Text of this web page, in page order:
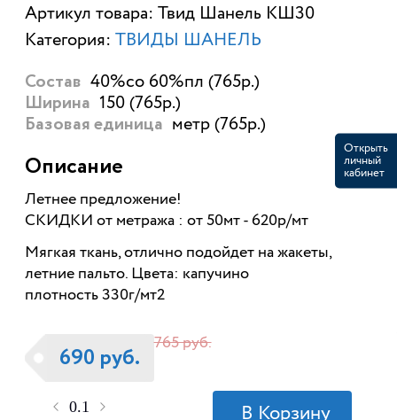
Артикул товара: Твид Шанель КШ30
Категория: ТВИДЫ ШАНЕЛЬ
Состав 40%со 60%пл (765р.)
Ширина 150 (765р.)
Базовая единица метр (765р.)
Описание
Летнее предложение!
СКИДКИ от метража : от 50мт - 620р/мт
Мягкая ткань, отлично подойдет на жакеты,
летние пальто. Цвета: капучино
плотность 330г/мт2
765 руб.
690 руб.
Открыть
личный
кабинет